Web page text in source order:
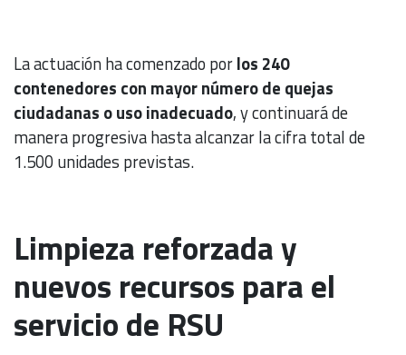
La actuación ha comenzado porlos 240
contenedores con mayor número de quejas
ciudadanas o uso inadecuado, y continuará de
manera progresiva hasta alcanzar la cifra total de
1.500 unidades previstas.
Limpieza reforzada y
nuevos recursos para el
servicio de RSU